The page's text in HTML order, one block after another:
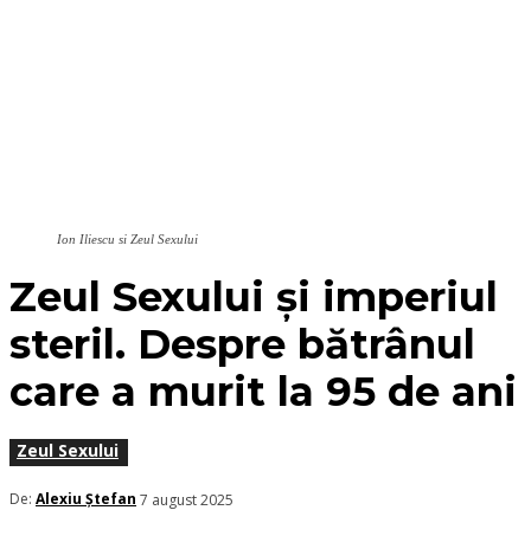
Ion Iliescu si Zeul Sexului
Zeul Sexului și imperiul
steril. Despre bătrânul
care a murit la 95 de ani
Zeul Sexului
De: Alexiu Ștefan 7 august 2025